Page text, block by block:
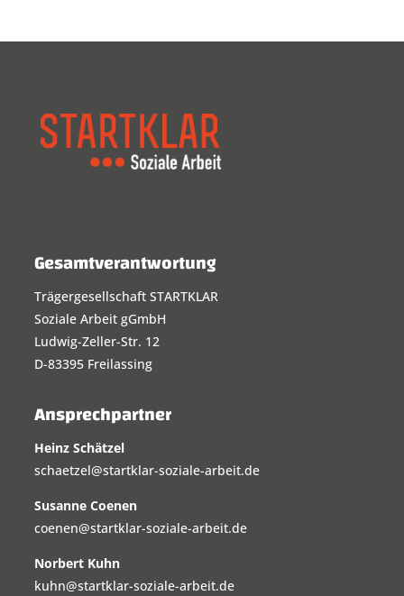
Gesamtverantwortung
Trägergesellschaft STARTKLAR
Soziale Arbeit gGmbH
Ludwig-Zeller-Str. 12
D-83395 Freilassing
Ansprechpartner
Heinz Schätzel
schaetzel@startklar-soziale-arbeit.de
Susanne Coenen
coenen@startklar-soziale-arbeit.de
Norbert Kuhn
kuhn@startklar-soziale-arbeit.de